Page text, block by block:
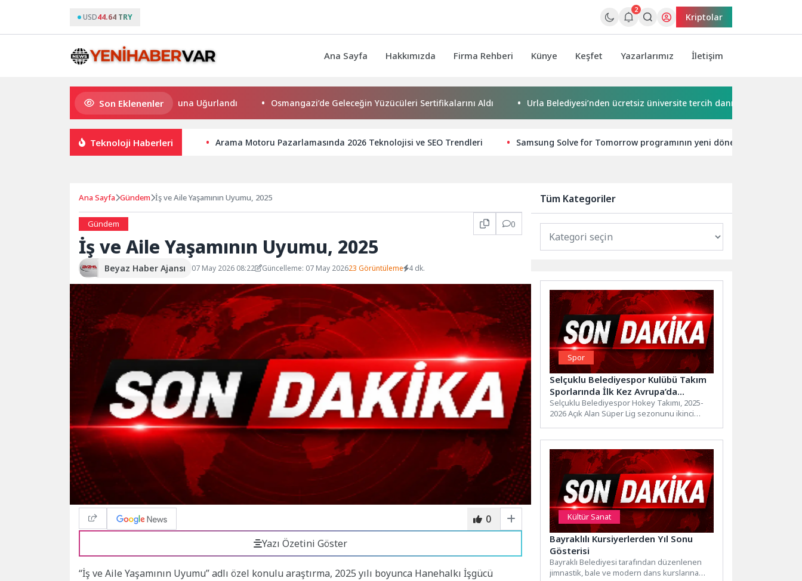
USD44.64 TRY
2
Kriptolar
Ana Sayfa Hakkımızda Firma Rehberi Künye Keşfet Yazarlarımız İletişim
Son Eklenenler
Bilgesu Erenus Son Yolculuğuna Uğurlandı Osmangazi’de Geleceğin Yüzücüleri Sertifikalarını Aldı Urla Belediyesi’nden ücretsiz üniversite tercih danışmanlığı
Teknoloji Haberleri Arama Motoru Pazarlamasında 2026 Teknolojisi ve SEO Trendleri Samsung Solve for Tomorrow programının yeni dönem başvuruları
Ana Sayfa Gündem İş ve Aile Yaşamının Uyumu, 2025
Gündem 0
İş ve Aile Yaşamının Uyumu, 2025
Beyaz Haber Ajansı 07 May 2026 08:22 Güncelleme: 07 May 202623 Görüntüleme 4 dk.
0
Yazı Özetini Göster
“İş ve Aile Yaşamının Uyumu” adlı özel konulu araştırma, 2025 yılı boyunca Hanehalkı İşgücü
Tüm Kategoriler
Spor
Selçuklu Belediyespor Kulübü Takım
Sporlarında İlk Kez Avrupa’da
Mücadele Edecek
Selçuklu Belediyespor Hokey Takımı, 2025-
2026 Açık Alan Süper Lig sezonunu ikinci
Kültür Sanat
Bayraklılı Kursiyerlerden Yıl Sonu
Gösterisi
Bayraklı Belediyesi tarafından düzenlenen
jimnastik, bale ve modern dans kurslarına